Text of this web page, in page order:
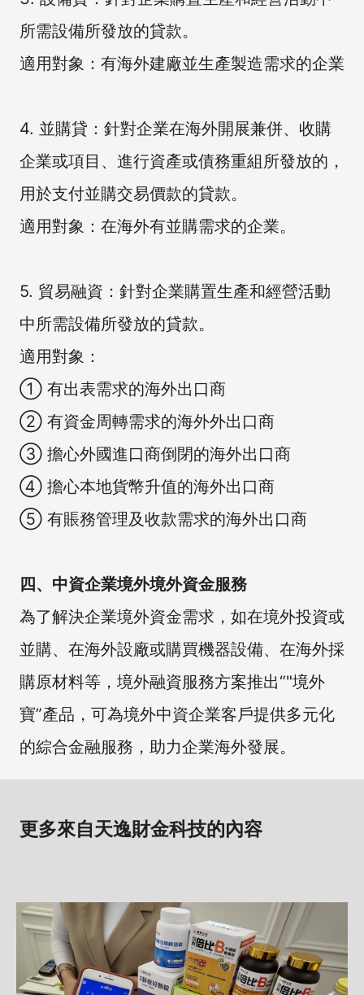
所需設備所發放的貸款。
適用對象：有海外建廠並生產製造需求的企業
4. 並購貸：針對企業在海外開展兼併、收購
企業或項目、進行資產或債務重組所發放的，
用於支付並購交易價款的貸款。
適用對象：在海外有並購需求的企業。
5. 貿易融資：針對企業購置生產和經營活動
中所需設備所發放的貸款。
適用對象：
① 有出表需求的海外出口商
② 有資金周轉需求的海外外出口商
③ 擔心外國進口商倒閉的海外出口商
④ 擔心本地貨幣升值的海外出口商
⑤ 有賬務管理及收款需求的海外出口商
四、中資企業境外境外資金服務
為了解決企業境外資金需求，如在境外投資或
並購、在海外設廠或購買機器設備、在海外採
購原材料等，境外融資服務方案推出“"境外
寶”產品，可為境外中資企業客戶提供多元化
的綜合金融服務，助力企業海外發展。
更多來自天逸財金科技的內容